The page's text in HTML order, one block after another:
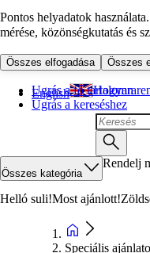
Pontos helyadatok
mérése, közönségkutatás és
Összes elfogadása Összes
Ugrás a fő tartalomra
Ugrás a kereséshez
English Hogyan
Összes kategória
Rendelj
Helló suli!Most ajánlott!
Speciális